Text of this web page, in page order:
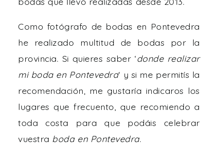
Como fotógrafo de bodas en Pontevedra
he realizado multitud de bodas por la
provincia. Si quieres saber ‘donde realizar
mi boda en Pontevedra‘ y si me permitís la
recomendación, me gustaría indicaros los
lugares que frecuento, que recomiendo a
toda costa para que podáis celebrar
vuestra boda en Pontevedra.